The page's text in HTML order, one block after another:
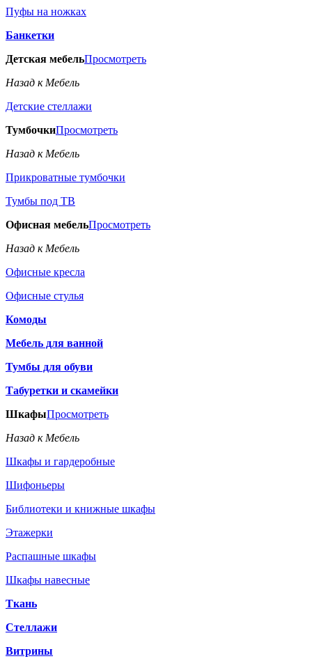
Пуфы на ножках
Банкетки
Детская мебельПросмотреть
Назад к Мебель
Детские стеллажи
ТумбочкиПросмотреть
Назад к Мебель
Прикроватные тумбочки
Тумбы под ТВ
Офисная мебельПросмотреть
Назад к Мебель
Офисные кресла
Офисные стулья
Комоды
Мебель для ванной
Тумбы для обуви
Табуретки и скамейки
ШкафыПросмотреть
Назад к Мебель
Шкафы и гардеробные
Шифоньеры
Библиотеки и книжные шкафы
Этажерки
Распашные шкафы
Шкафы навесные
Ткань
Стеллажи
Витрины